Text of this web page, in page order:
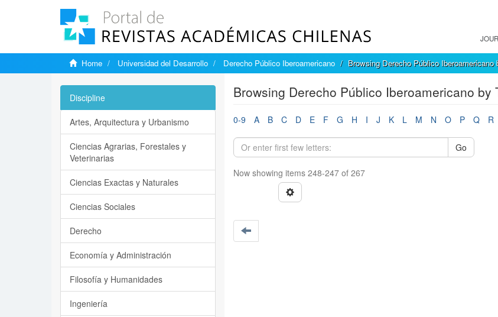
Home Universidad del Desarrollo Derecho Público Iberoamericano Browsing Derecho Público Iberoamericano
Browsing Derecho Público Iberoamericano by
0-9 A B C D E F G H I J K L M N O P Q R
Go
Now showing items 248-247 of 267
Discipline
Artes, Arquitectura y Urbanismo
Ciencias Agrarias, Forestales y
Veterinarias
Ciencias Exactas y Naturales
Ciencias Sociales
Derecho
Economía y Administración
Filosofía y Humanidades
Ingeniería